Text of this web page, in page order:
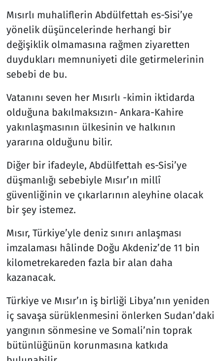
Mısırlı muhaliflerin Abdülfettah es-Sisi’ye
yönelik düşüncelerinde herhangi bir
değişiklik olmamasına rağmen ziyaretten
duydukları memnuniyeti dile getirmelerinin
sebebi de bu.
Vatanını seven her Mısırlı -kimin iktidarda
olduğuna bakılmaksızın- Ankara-Kahire
yakınlaşmasının ülkesinin ve halkının
yararına olduğunu bilir.
Diğer bir ifadeyle, Abdülfettah es-Sisi’ye
düşmanlığı sebebiyle Mısır’ın millî
güvenliğinin ve çıkarlarının aleyhine olacak
bir şey istemez.
Mısır, Türkiye’yle deniz sınırı anlaşması
imzalaması hâlinde Doğu Akdeniz’de 11 bin
kilometrekareden fazla bir alan daha
kazanacak.
Türkiye ve Mısır’ın iş birliği Libya’nın yeniden
iç savaşa sürüklenmesini önlerken Sudan’daki
yangının sönmesine ve Somali’nin toprak
bütünlüğünün korunmasına katkıda